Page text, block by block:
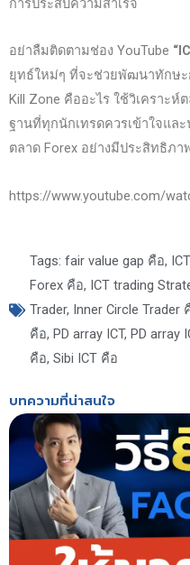
การประสบความสำเร็จ
อย่าลืมติดตามช่อง YouTube
ยุทธ์ใหม่ๆ ที่จะช่วยพัฒนาทักษะ
Kill Zone คืออะไร ใช้วิเคราะ
ฐานที่ทุกนักเทรดควรเข้าใจแล
ตลาด Forex อย่างมีประสิทธิภา
https://www.youtube.com/
Tags: fair value gap คือ,
Forex คือ, ICT trading
Trader, Inner Circle Trader
คือ,PD array ICT,PD array
คือ,Sibi ICT คือ
บทความที่น่าสนใจ